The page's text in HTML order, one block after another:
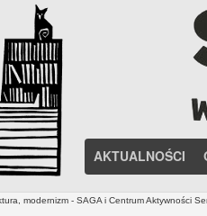
AKTUALNOŚCI
modernizm - SAGA i Centrum Aktywności